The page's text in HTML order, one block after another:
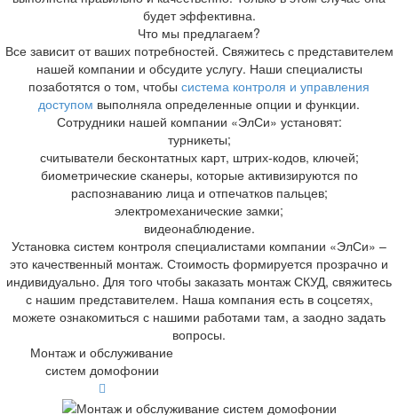
будет эффективна.
Что мы предлагаем?
Все зависит от ваших потребностей. Свяжитесь с представителем
нашей компании и обсудите услугу. Наши специалисты
позаботятся о том, чтобы система контроля и управления
доступом выполняла определенные опции и функции.
Сотрудники нашей компании «ЭлСи» установят:
турникеты;
считыватели бесконтатных карт, штрих-кодов, ключей;
биометрические сканеры, которые активизируются по
распознаванию лица и отпечатков пальцев;
электромеханические замки;
видеонаблюдение.
Установка систем контроля специалистами компании «ЭлСи» –
это качественный монтаж. Стоимость формируется прозрачно и
индивидуально. Для того чтобы заказать монтаж СКУД, свяжитесь
с нашим представителем. Наша компания есть в соцсетях,
можете ознакомиться с нашими работами там, а заодно задать
вопросы.
Монтаж и обслуживание
систем домофонии